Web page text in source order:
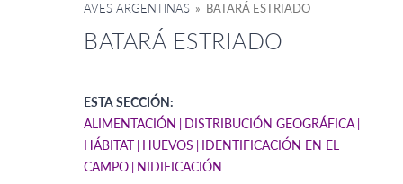
AVES ARGENTINAS » BATARÁ ESTRIADO
BATARÁ ESTRIADO
ESTA SECCIÓN:
ALIMENTACIÓN
DISTRIBUCIÓN GEOGRÁFICA
HÁBITAT HUEVOS
IDENTIFICACIÓN EN EL
CAMPO NIDIFICACIÓN